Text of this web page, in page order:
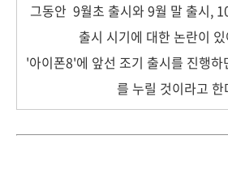
그동안 9월초 출시와 9월 말 출시,
출시 시기에 대한 논란이
'아이폰8'에 앞선 조기 출시를 진행
를 누릴 것이라고 한